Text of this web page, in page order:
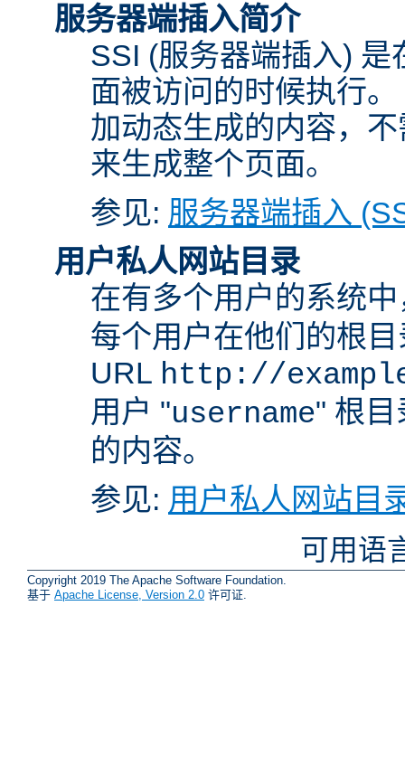
服务器端插入简介
SSI (服务器端插入)
面被访问的时候执行
加动态生成的内容，
来生成整个页面。
参见: 服务器端插入
用户私人网站目录
在有多个用户的系统
每个用户在他们的根
URL http://
用户 "username" 根
的内容。
参见: 用户私人网站目
可用语
Copyright 2019 The Apache Software Foundation.
基于 Apache License, Version 2.0 许可证.